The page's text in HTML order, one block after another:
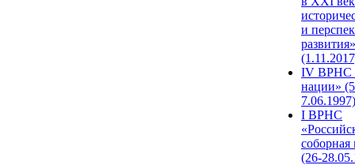
и
развития»
IV ВРНС
нации»
7.06.1997)
I ВРНС
(26-